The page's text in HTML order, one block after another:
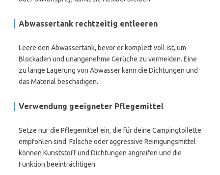
Abwassertank rechtzeitig entleeren
Leere den Abwassertank, bevor er komplett voll ist, um
Blockaden und unangenehme Gerüche zu vermeiden. Eine
zu lange Lagerung von Abwasser kann die Dichtungen und
das Material beschädigen.
Verwendung geeigneter Pflegemittel
Setze nur die Pflegemittel ein, die für deine Campingtoilette
empfohlen sind. Falsche oder aggressive Reinigungsmittel
können Kunststoff und Dichtungen angreifen und die
Funktion beeinträchtigen.